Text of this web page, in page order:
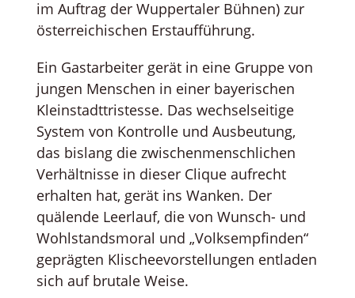
im Auftrag der Wuppertaler Bühnen) zur
österreichischen Erstaufführung.
Ein Gastarbeiter gerät in eine Gruppe von
jungen Menschen in einer bayerischen
Kleinstadttristesse. Das wechselseitige
System von Kontrolle und Ausbeutung,
das bislang die zwischenmenschlichen
Verhältnisse in dieser Clique aufrecht
erhalten hat, gerät ins Wanken. Der
quälende Leerlauf, die von Wunsch- und
Wohlstandsmoral und „Volksempfinden“
geprägten Klischeevorstellungen entladen
sich auf brutale Weise.